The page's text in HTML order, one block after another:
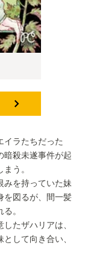
イラたちだった
暗殺未遂事件が起
う。
みを持っていた妹
を図るが、間一髪
。
たザハリアは、
して向き合い、